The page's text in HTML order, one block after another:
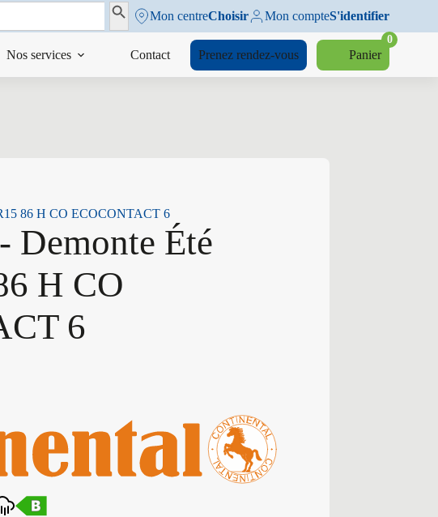
Search ButtonMon centreChoisir Mon compteS'identifier
Nos services Contact Prenez rendez-vous Panier
0
86 H CO ECOCONTACT 6
Demonte Été
H CO
6